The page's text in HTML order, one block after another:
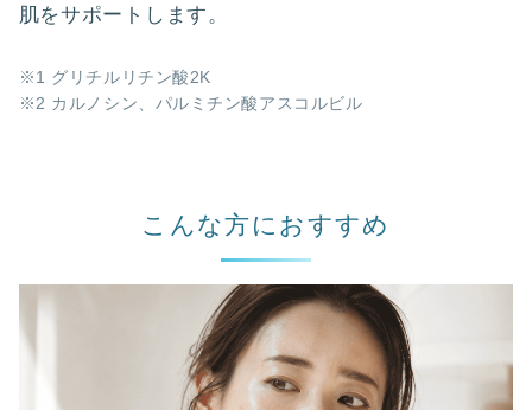
肌をサポートします。
※1 グリチルリチン酸2K
※2 カルノシン、パルミチン酸アスコルビル
こんな方におすすめ